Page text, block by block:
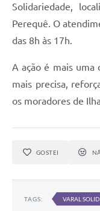
Solidariedade,
Perequê. O
das 8h às 17h.
A ação é mais uma
mais precisa,
os moradores de
GOSTEI
TAGS: VARAL